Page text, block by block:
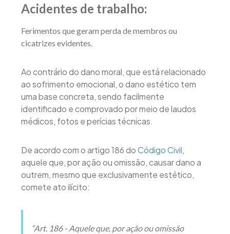
Acidentes de trabalho:
Ferimentos que geram perda de membros ou
cicatrizes evidentes.
Ao contrário do dano moral, que está relacionado
ao sofrimento emocional, o dano estético tem
uma base concreta, sendo facilmente
identificado e comprovado por meio de laudos
médicos, fotos e perícias técnicas.
De acordo com o artigo 186 doCódigo Civil,
aquele que, por ação ou omissão, causar dano a
outrem, mesmo que exclusivamente estético,
comete ato ilícito:
“Art. 186 - Aquele que, por ação ou omissão